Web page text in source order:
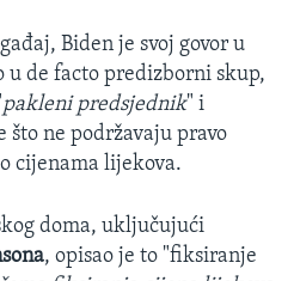
Biden je svoj govor u
de facto predizborni skup,
pakleni predsjednik" i
ne podržavaju pravo
cijenama lijekova.
doma, uključujući
, opisao je to "fiksiranje